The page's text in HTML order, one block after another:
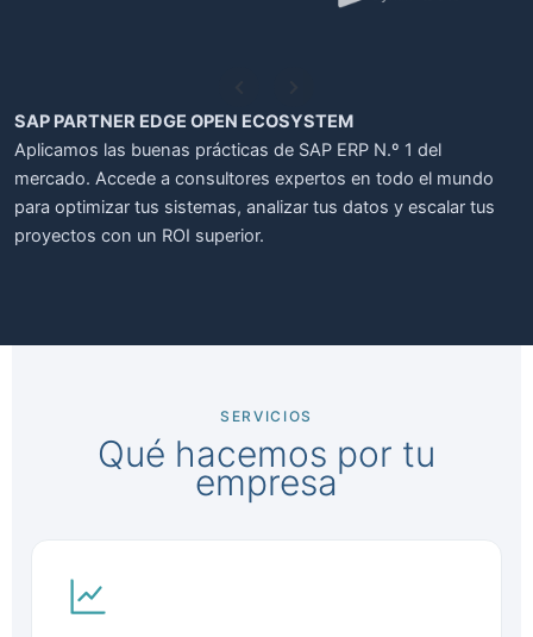
SAP PARTNER EDGE OPEN ECOSYSTEM
Aplicamos las buenas prácticas de SAP ERP N.º 1 del
mercado. Accede a consultores expertos en todo el mundo
para optimizar tus sistemas, analizar tus datos y escalar tus
proyectos con un ROI superior.
SERVICIOS
Qué hacemos por tu
empresa